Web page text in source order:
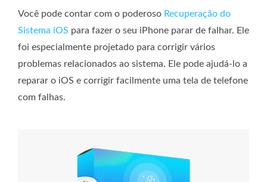
Você pode contar com o poderoso Recuperação do
Sistema iOS para fazer o seu iPhone parar de falhar. Ele
foi especialmente projetado para corrigir vários
problemas relacionados ao sistema. Ele pode ajudá-lo a
reparar o iOS e corrigir facilmente uma tela de telefone
com falhas.